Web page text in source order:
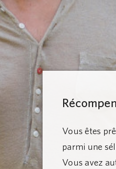
Vous êtes
parmi une
Vous avez